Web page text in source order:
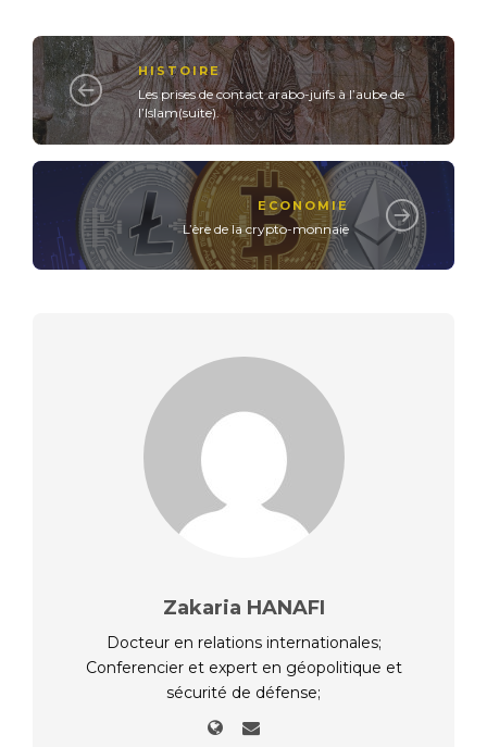
HISTOIRE
Les prises de contact arabo-juifs à l’aube de
l’Islam(suite).
ECONOMIE
L’ère de la crypto-monnaie
Zakaria HANAFI
Docteur en relations internationales;
Conferencier et expert en géopolitique et
sécurité de défense;